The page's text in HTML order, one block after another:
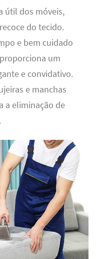
útil dos móveis,
do tecido.
e bem cuidado
um
e convidativo.
e manchas
a eliminação de